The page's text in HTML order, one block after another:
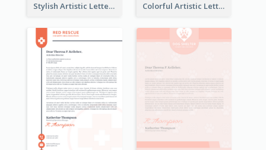
Stylish Artistic Letterhead Colorful Artistic Letterhead